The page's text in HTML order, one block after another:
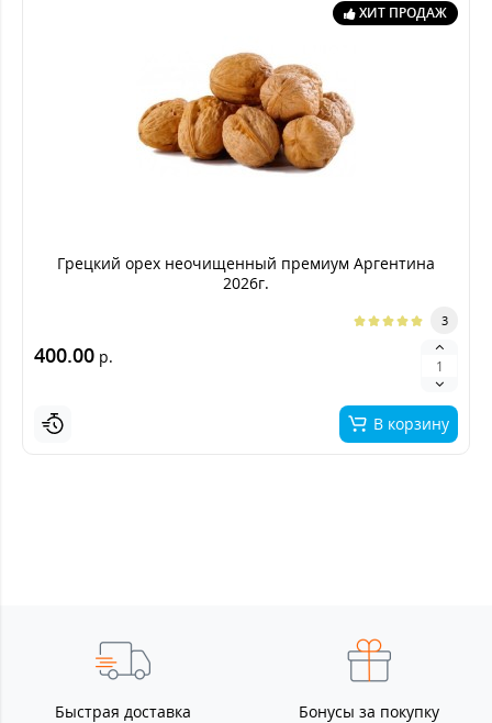
ХИТ ПРОДАЖ
Грецкий орех неочищенный премиум Аргентина
2026г.
3
400.00 р.
В корзину
Быстрая доставка Бонусы за покупку